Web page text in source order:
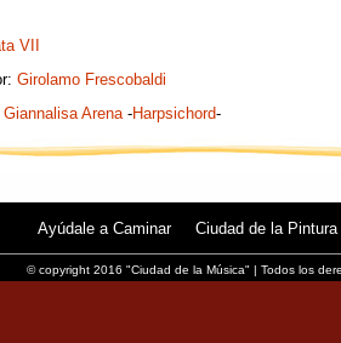
VII
Girolamo Frescobaldi
Giannalisa Arena-Harpsichord-
Ayúdale a Caminar Ciudad de la Pintura
© copyright 2016 "Ciudad de la Música" | Todos los